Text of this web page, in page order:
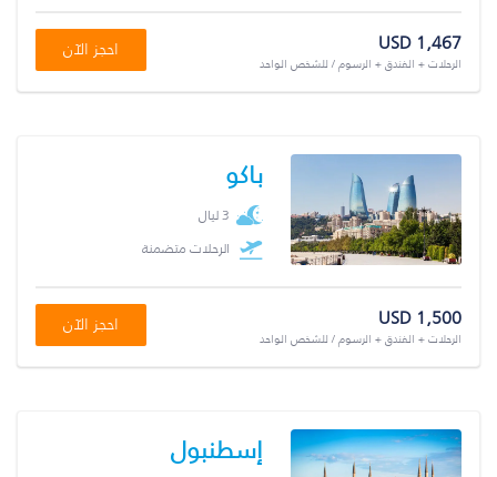
USD 1,467
الرحلات + الفندق + الرسوم / للشخص الواحد
احجز الآن
باكو
3 ليال
الرحلات متضمنة
USD 1,500
الرحلات + الفندق + الرسوم / للشخص الواحد
احجز الآن
إسطنبول